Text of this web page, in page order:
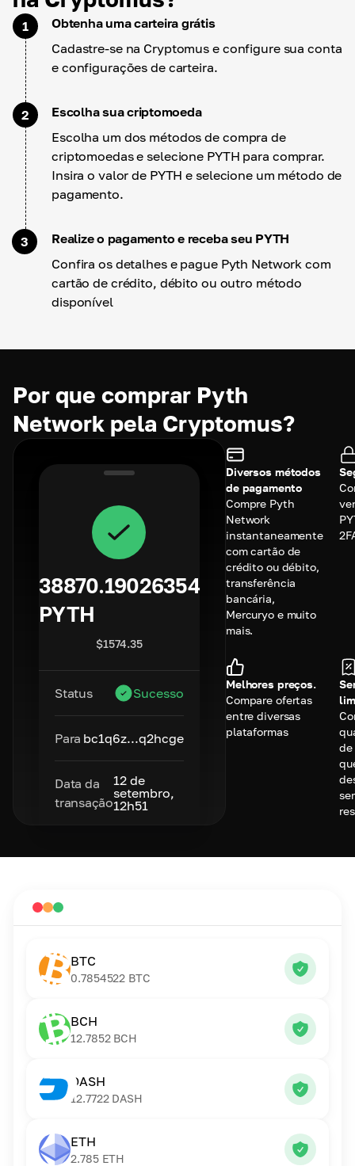
1
Obtenha uma carteira grátis
Cadastre-se na Cryptomus e configure sua conta
e configurações de carteira.
2
Escolha sua criptomoeda
Escolha um dos métodos de compra de
criptomoedas e selecione PYTH para comprar.
Insira o valor de PYTH e selecione um método de
pagamento.
3
Realize o pagamento e receba seu PYTH
Confira os detalhes e pague Pyth Network com
cartão de crédito, débito ou outro método
disponível
Por que comprar Pyth
Network pela Cryptomus?
38870.19026354
PYTH
$1574.35
Status Sucesso
Para bc1q6z...q2hcge
Data da
transação
12 de
setembro,
12h51
Diversos métodos
de pagamento
Compre Pyth
Network
instantaneamente
com cartão de
crédito ou débito,
transferência
bancária,
Mercuryo e muito
mais.
Melhores preços.
Compare ofertas
entre diversas
plataformas
de
BTC
0.7854522 BTC
BCH
12.7852 BCH
DASH
12.7722 DASH
ETH
2.785 ETH